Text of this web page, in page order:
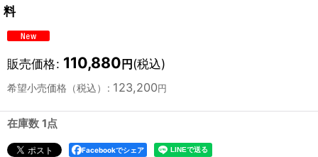
料
販売価格: 110,880円(税込)
希望小売価格（税込） : 123,200円
在庫数 1点
Facebookでシェア